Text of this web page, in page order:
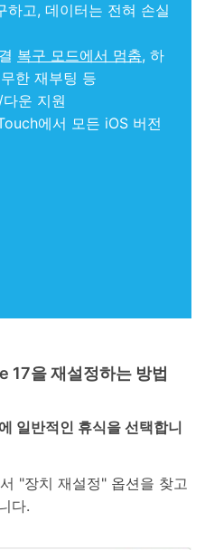
하고, 데이터는 전혀 손실
복구 모드에서 멈춤, 하
한 재부팅 등
운 지원
에서 모든 iOS 버전
17을 재설정하는 방법
일반적인 휴식을 선택합니
"장치 재설정" 옵션을 찾고
다.